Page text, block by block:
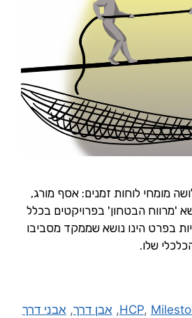
מומחי לוחות זמנים: אסף מורג,
'מרווח הבטחון' בפרויקטים בכלל
בפרט הינו נושא שממקד מסביבו
שלו.
HCP,
,אבן דרך,אבני דרך